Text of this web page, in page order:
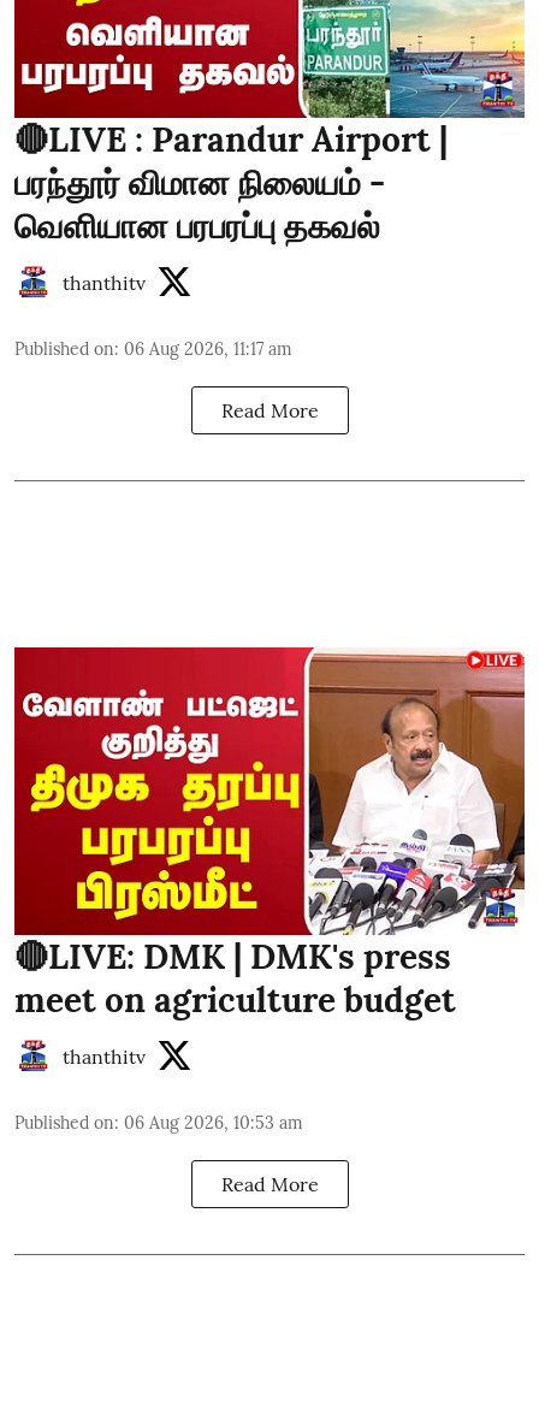
🔴LIVE : Parandur Airport |
பரந்தூர் விமான நிலையம் -
வெளியான பரபரப்பு தகவல்
thanthitv
Published on: 06 Aug 2026, 11:17 am
Read More
🔴LIVE: DMK | DMK's press
meet on agriculture budget
thanthitv
Published on: 06 Aug 2026, 10:53 am
Read More